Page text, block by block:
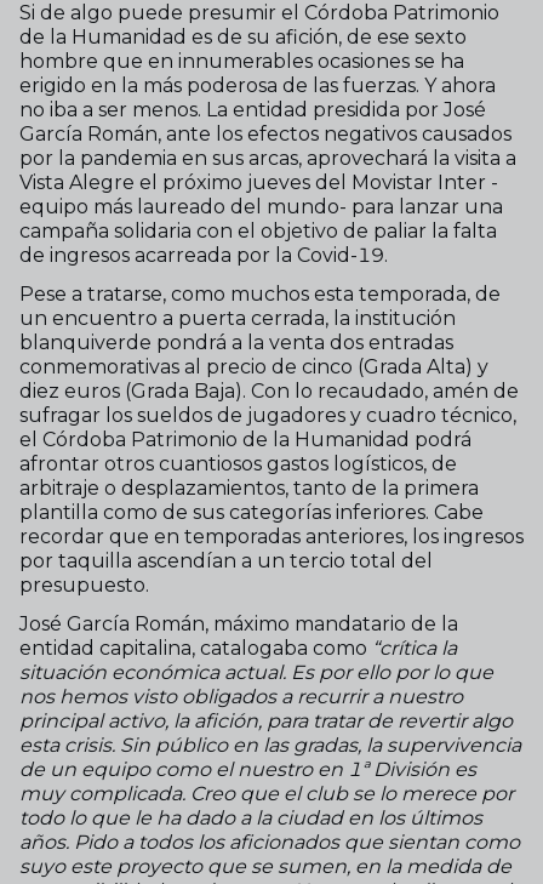
Si de algo puede presumir el Córdoba Patrimonio
de la Humanidad es de su afición, de ese sexto
hombre que en innumerables ocasiones se ha
erigido en la más poderosa de las fuerzas. Y ahora
no iba a ser menos. La entidad presidida por José
García Román, ante los efectos negativos causados
por la pandemia en sus arcas, aprovechará la visita a
Vista Alegre el próximo jueves del Movistar Inter -
equipo más laureado del mundo- para lanzar una
campaña solidaria con el objetivo de paliar la falta
de ingresos acarreada por la Covid-19.
Pese a tratarse, como muchos esta temporada, de
un encuentro a puerta cerrada, la institución
blanquiverde pondrá a la venta dos entradas
conmemorativas al precio de cinco (Grada Alta) y
diez euros (Grada Baja). Con lo recaudado, amén de
sufragar los sueldos de jugadores y cuadro técnico,
el Córdoba Patrimonio de la Humanidad podrá
afrontar otros cuantiosos gastos logísticos, de
arbitraje o desplazamientos, tanto de la primera
plantilla como de sus categorías inferiores. Cabe
recordar que en temporadas anteriores, los ingresos
por taquilla ascendían a un tercio total del
presupuesto.
José García Román, máximo mandatario de la
entidad capitalina, catalogaba como “crítica la
situación económica actual. Es por ello por lo que
nos hemos visto obligados a recurrir a nuestro
principal activo, la afición, para tratar de revertir algo
esta crisis. Sin público en las gradas, la supervivencia
de un equipo como el nuestro en 1ª División es
muy complicada. Creo que el club se lo merece por
todo lo que le ha dado a la ciudad en los últimos
años. Pido a todos los aficionados que sientan como
suyo este proyecto que se sumen, en la medida de